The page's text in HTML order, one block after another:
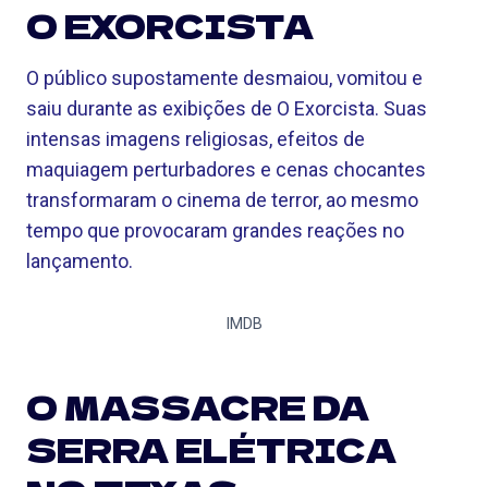
O EXORCISTA
O público supostamente desmaiou, vomitou e
saiu durante as exibições de O Exorcista. Suas
intensas imagens religiosas, efeitos de
maquiagem perturbadores e cenas chocantes
transformaram o cinema de terror, ao mesmo
tempo que provocaram grandes reações no
lançamento.
IMDB
O MASSACRE DA
SERRA ELÉTRICA